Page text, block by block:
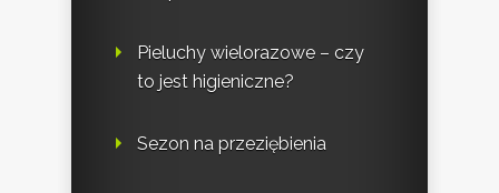
Pieluchy wielorazowe – czy
to jest higieniczne?
Sezon na przeziębienia